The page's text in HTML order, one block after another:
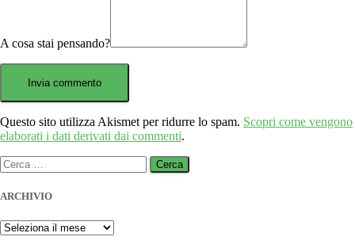
A cosa stai pensando?
Questo sito utilizza Akismet per ridurre lo spam. Scopri come vengono
elaborati i dati derivati dai commenti.
Ricerca
per:
ARCHIVIO
ARCHIVIO